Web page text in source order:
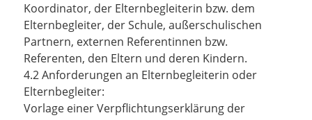
Koordinator, der Elternbegleiterin bzw. dem
Elternbegleiter, der Schule, außerschulischen
Partnern, externen Referentinnen bzw.
Referenten, den Eltern und deren Kindern.
4.2 Anforderungen an Elternbegleiterin oder
Elternbegleiter:
Vorlage einer Verpflichtungserklärung der